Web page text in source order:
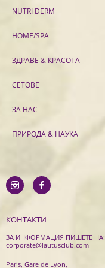
NUTRI DERM
HOME/SPA
ЗДРАВЕ & КРАСОТА
СЕТОВЕ
ЗА НАС
ПРИРОДА & НАУКА
КОНТАКТИ
ЗА ИНФОРМАЦИЯ ПИШЕТЕ НА:
corporate@lautusclub.com
Paris, Gare de Lyon,